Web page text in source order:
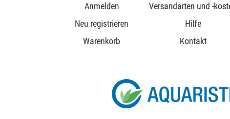
Anmelden
Neu registrieren
Warenkorb
Versandarten und -
Hilfe
Kontakt